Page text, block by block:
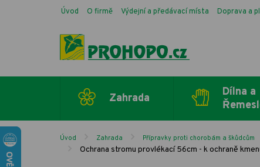
Úvod O firmě Výdejní a předávací místa Doprava a
Zahrada
Dílna a
Úvod Zahrada Přípravky proti chorobám a škůdcům
Ochrana stromu provlékací 56cm - k ochraně